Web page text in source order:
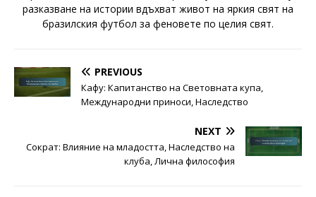
разказване на истории вдъхват живот на яркия свят на
бразилския футбол за феновете по целия свят.
PREVIOUS
Кафу: Капитанство на Световната купа,
Международни приноси, Наследство
NEXT
Сократ: Влияние на младостта, Наследство на
клуба, Лична философия